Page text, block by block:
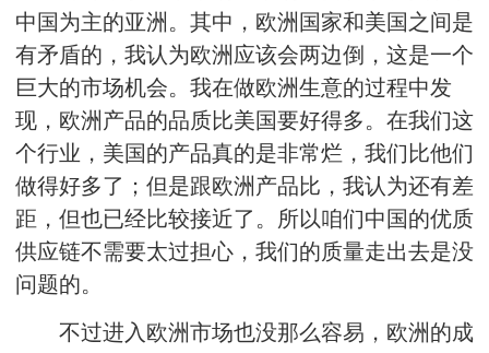
中国为主的亚洲。其中，欧洲国家和美国之间是
有矛盾的，我认为欧洲应该会两边倒，这是一个
巨大的市场机会。我在做欧洲生意的过程中发
现，欧洲产品的品质比美国要好得多。在我们这
个行业，美国的产品真的是非常烂，我们比他们
做得好多了；但是跟欧洲产品比，我认为还有差
距，但也已经比较接近了。所以咱们中国的优质
供应链不需要太过担心，我们的质量走出去是没
问题的。
不过进入欧洲市场也没那么容易，欧洲的成